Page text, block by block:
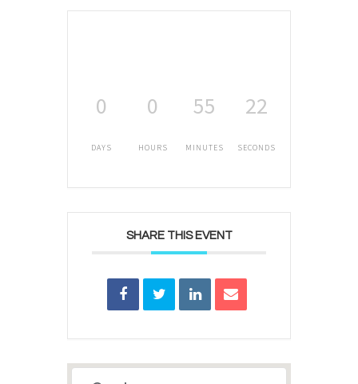
0
DAYS
0
HOURS
55
MINUTES
22
SECONDS
SHARE THIS EVENT